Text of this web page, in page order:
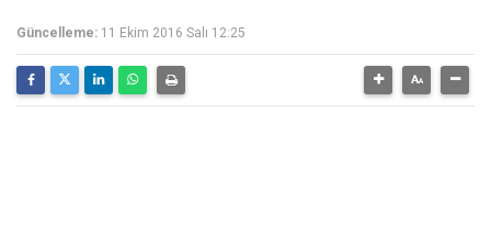
Güncelleme: 11 Ekim 2016 Salı 12:25